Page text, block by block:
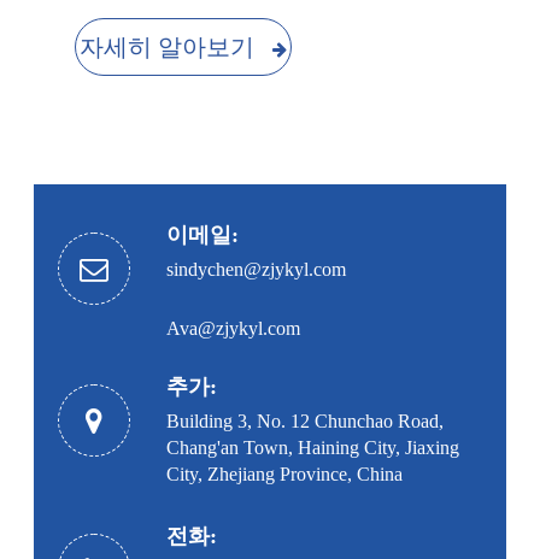
자세히 알아보기
이메일:
sindychen@zjykyl.com
Ava@zjykyl.com
추가:
Building 3, No. 12 Chunchao Road,
Chang'an Town, Haining City, Jiaxing
City, Zhejiang Province, China
전화: